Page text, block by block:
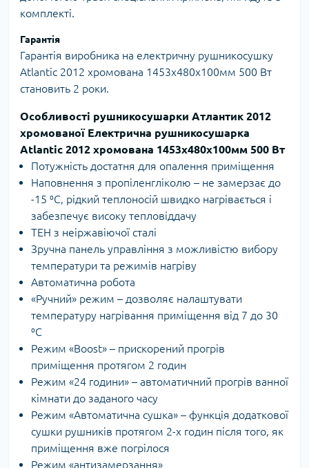
комплекті.
Гарантія
Гарантія виробника на електричну рушникосушку
Atlantic 2012 хромована 1453х480х100мм 500 Вт
становить 2 роки.
Особливості рушникосушарки Атлантик 2012
хромованої Електрична рушникосушарка
Atlantic 2012 хромована 1453х480х100мм 500 Вт
Потужність достатня для опалення приміщення
Наповнення з пропіленгліколю – не замерзає до
-15 ⁰С, рідкий теплоносій швидко нагрівається і
забезпечує високу тепловіддачу
ТЕН з неіржавіючої сталі
Зручна панель управління з можливістю вибору
температури та режимів нагріву
Автоматична робота
«Ручний» режим – дозволяє налаштувати
температуру нагрівання приміщення від 7 до 30
⁰С
Режим «Boost» – прискорений прогрів
приміщення протягом 2 годин
Режим «24 години» – автоматичний прогрів ванної
кімнати до заданого часу
Режим «Автоматична сушка» – функція додаткової
сушки рушників протягом 2-х годин після того, як
приміщення вже погрілося
Режим «антизамерзання»